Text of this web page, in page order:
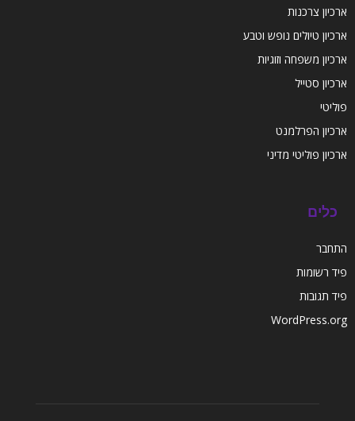
ארכיון צרכנות
ארכיון טיולים נופש וטבע
ארכיון משפחה וזוגיות
ארכיון סטייל
פוליטי
ארכיון הפרלמנט
ארכיון פוליטי מדיני
כלים
התחבר
פיד רשומות
פיד תגובות
WordPress.org